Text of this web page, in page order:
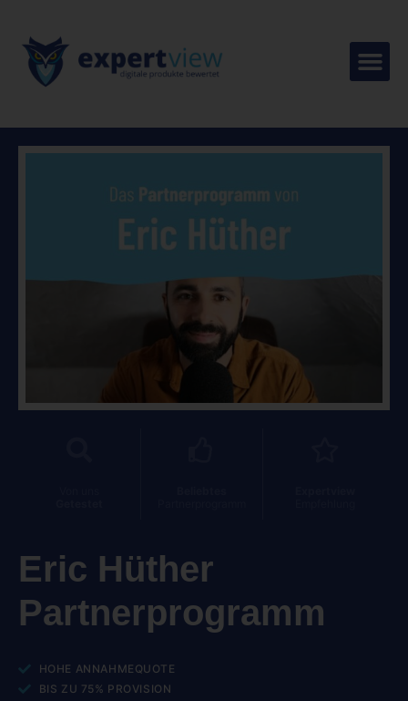
Eric Hüther
Partnerprogramm
HOHE ANNAHMEQUOTE
BIS ZU 75% PROVISION